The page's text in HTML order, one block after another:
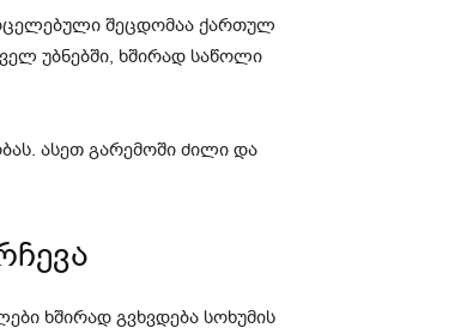
შეცდომაა ქართულ
უბნებში, ხშირად საწოლი
ასეთ გარემოში ძილი და
ხშირად გვხვდება სოხუმის